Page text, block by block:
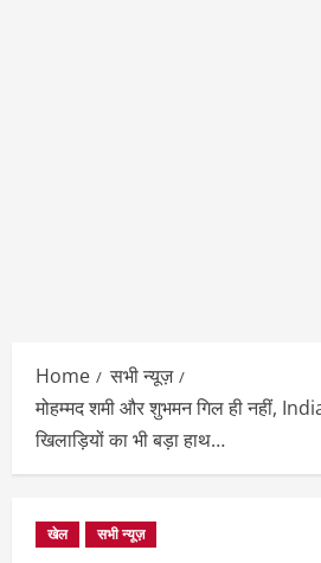
Home
सभी न्यूज़
मोहम्‍मद शमी और शुभमन गिल ही नहीं,
खिलाड़ियों का भी बड़ा हाथ…
खेल सभी न्यूज़